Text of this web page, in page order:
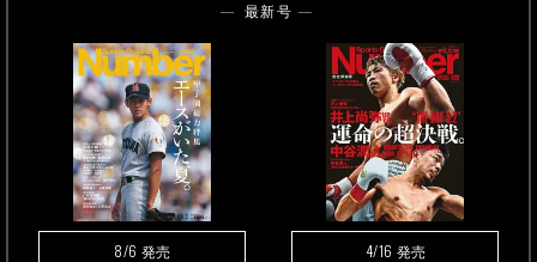
最新号
8/6 発売 4/16 発売